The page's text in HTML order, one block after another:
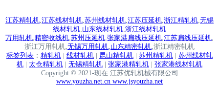
江苏精轧机 江苏线材轧机 苏州线材轧机 江苏压延机 浙江精轧机 无锡
线材轧机 山东线材轧机 浙江线材轧机
万用轧机 精密收线机 苏州压延机 张家港扁线压延机 江苏扁线压延机
浙江万用轧机, 无锡万用轧机 山东精密轧机 浙江精密轧机
标签列表 ： 精轧机 | 线材轧机 | 昆山精轧机 | 苏州精轧机 | 苏州线材轧
机 | 太仓精轧机 | 无锡精轧机 | 张家港精轧机 | 张家港线材轧机
Copyright © 2021-现在 江苏优轧机械有限公司
www.youzha.net.cn www.jsyouzha.net